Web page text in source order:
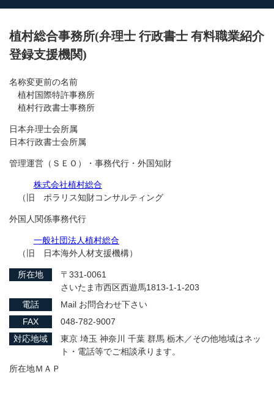
植村総合事務所(弁理士 行政書士 有料職業紹介
登録支援機関)
名称変更前の名前
植村国際特許事務所
植村行政書士事務所
日本弁理士会所属
日本行政書士会所属
管理運営（ＳＥＯ）・事務代行・外国知財
株式会社植村総合
（旧 ポラリス知財コンサルティング
外国人関係事務代行
一般社団法人植村総合
（旧 日本海外人材支援機構）
所在地
〒331-0061
さいたま市西区西遊馬1813-1-1-203
電話
Mail お問合わせ下さい
FAX
048-782-9007
対応地域
東京 埼玉 神奈川 千葉 群馬 栃木／その他地域はネッ
ト・電話等でご相談承ります。
所在地ＭＡＰ